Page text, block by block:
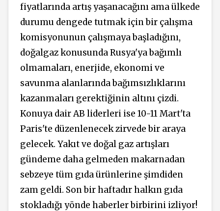
fiyatlarında artış yaşanacağını ama ülkede
durumu dengede tutmak için bir çalışma
komisyonunun çalışmaya başladığını,
doğalgaz konusunda Rusya'ya bağımlı
olmamaları, enerjide, ekonomi ve
savunma alanlarında bağımsızlıklarını
kazanmaları gerektiğinin altını çizdi.
Konuya dair AB liderleri ise 10-11 Mart'ta
Paris'te düzenlenecek zirvede bir araya
gelecek. Yakıt ve doğal gaz artışları
gündeme daha gelmeden makarnadan
sebzeye tüm gıda ürünlerine şimdiden
zam geldi. Son bir haftadır halkın gıda
stokladığı yönde haberler birbirini izliyor!